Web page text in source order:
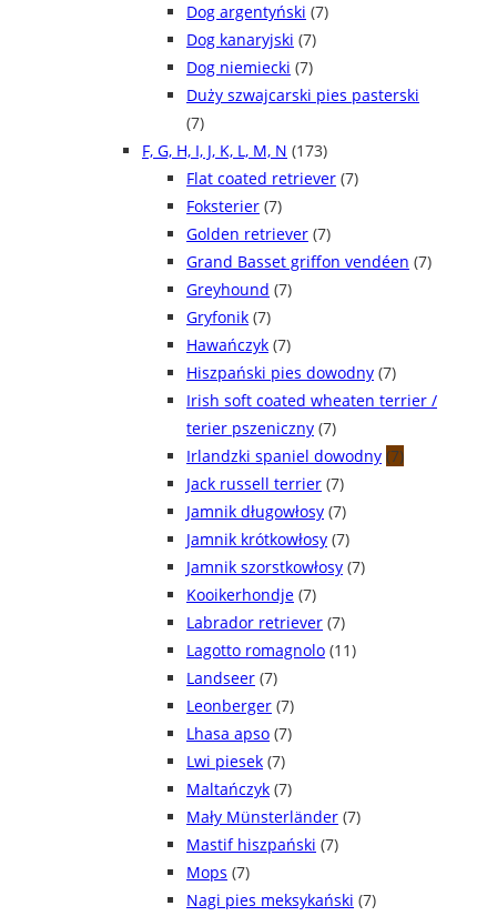
Dog argentyński (7)
Dog kanaryjski (7)
Dog niemiecki (7)
Duży szwajcarski pies pasterski
(7)
F, G, H, I, J, K, L, M, N (173)
Flat coated retriever (7)
Foksterier (7)
Golden retriever (7)
Grand Basset griffon vendéen (7)
Greyhound (7)
Gryfonik (7)
Hawańczyk (7)
Hiszpański pies dowodny (7)
Irish soft coated wheaten terrier /
terier pszeniczny (7)
Irlandzki spaniel dowodny (7)
Jack russell terrier (7)
Jamnik długowłosy (7)
Jamnik krótkowłosy (7)
Jamnik szorstkowłosy (7)
Kooikerhondje (7)
Labrador retriever (7)
Lagotto romagnolo (11)
Landseer (7)
Leonberger (7)
Lhasa apso (7)
Lwi piesek (7)
Maltańczyk (7)
Mały Münsterländer (7)
Mastif hiszpański (7)
Mops (7)
Nagi pies meksykański (7)